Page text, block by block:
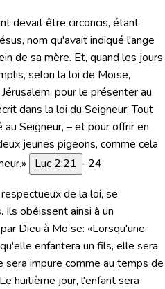
devait être circoncis, étant
nom qu'avait indiqué l'ange
de sa mère. Et, quand les jours
selon la loi de Moïse,
pour le présenter au
dans la loi du Seigneur: Tout
Seigneur, – et pour offrir en
jeunes pigeons, comme cela
Luc 2:21 –24
de la loi, se
Ils obéissent ainsi à un
Dieu à Moïse: «Lorsqu'une
enfantera un fils, elle sera
impure comme au temps de
huitième jour, l'enfant sera